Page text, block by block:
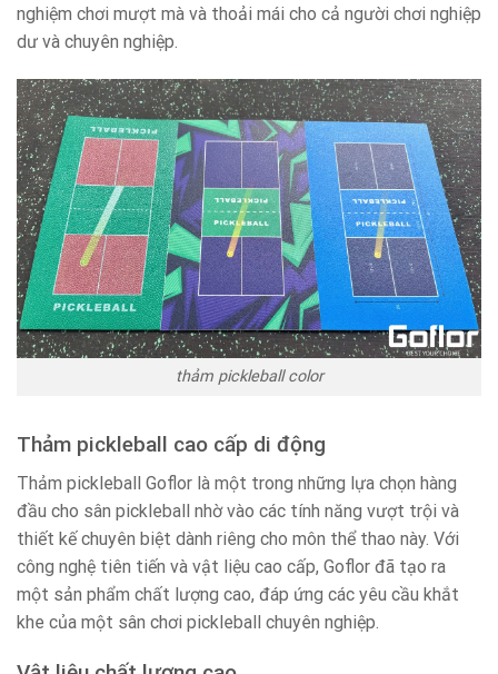
nghiệm chơi mượt mà và thoải mái cho cả người chơi nghiệp
dư và chuyên nghiệp.
thảm pickleball color
Thảm pickleball cao cấp di động
Thảm pickleball Goflor là một trong những lựa chọn hàng
đầu cho sân pickleball nhờ vào các tính năng vượt trội và
thiết kế chuyên biệt dành riêng cho môn thể thao này. Với
công nghệ tiên tiến và vật liệu cao cấp, Goflor đã tạo ra
một sản phẩm chất lượng cao, đáp ứng các yêu cầu khắt
khe của một sân chơi pickleball chuyên nghiệp.